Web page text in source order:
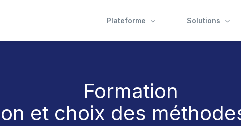
Plateforme Solutions
Formation
et choix des